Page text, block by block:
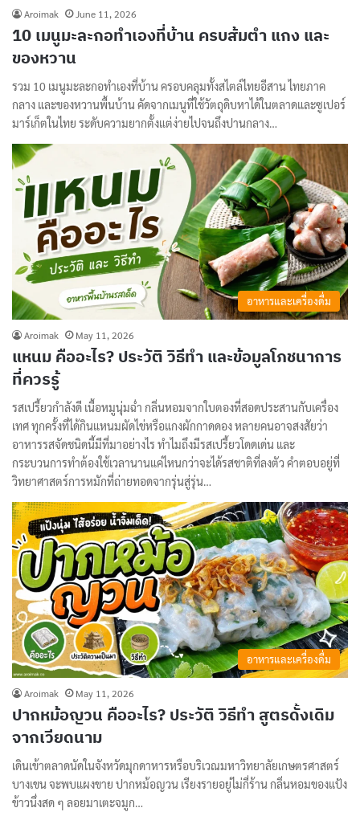
Aroimak June 11, 2026
10 เมนูมะละกอทำเองที่บ้าน ครบส้มตำ แกง และ
ของหวาน
รวม 10 เมนูมะละกอทำเองที่บ้าน ครอบคลุมทั้งสไตล์ไทยอีสาน ไทยภาค
กลาง และของหวานพื้นบ้าน คัดจากเมนูที่ใช้วัตถุดิบหาได้ในตลาดและซูเปอร์
มาร์เก็ตในไทย ระดับความยากตั้งแต่ง่ายไปจนถึงปานกลาง…
อาหารและเครื่องดื่ม
Aroimak May 11, 2026
แหนม คืออะไร? ประวัติ วิธีทำ และข้อมูลโภชนาการ
ที่ควรรู้
รสเปรี้ยวกำลังดี เนื้อหมูนุ่มฉ่ำ กลิ่นหอมจากใบตองที่สอดประสานกับเครื่อง
เทศ ทุกครั้งที่ได้กินแหนมผัดไข่หรือแกงผักกาดดอง หลายคนอาจสงสัยว่า
อาหารรสจัดชนิดนี้มีที่มาอย่างไร ทำไมถึงมีรสเปรี้ยวโดดเด่น และ
กระบวนการทำต้องใช้เวลานานแค่ไหนกว่าจะได้รสชาติที่ลงตัว คำตอบอยู่ที่
วิทยาศาสตร์การหมักที่ถ่ายทอดจากรุ่นสู่รุ่น…
อาหารและเครื่องดื่ม
Aroimak May 11, 2026
ปากหม้อญวน คืออะไร? ประวัติ วิธีทำ สูตรดั้งเดิม
จากเวียดนาม
เดินเข้าตลาดนัดในจังหวัดมุกดาหารหรือบริเวณมหาวิทยาลัยเกษตรศาสตร์
บางเขน จะพบแผงขาย ปากหม้อญวน เรียงรายอยู่ไม่กี่ร้าน กลิ่นหอมของแป้ง
ข้าวนึ่งสด ๆ ลอยมาเตะจมูก…